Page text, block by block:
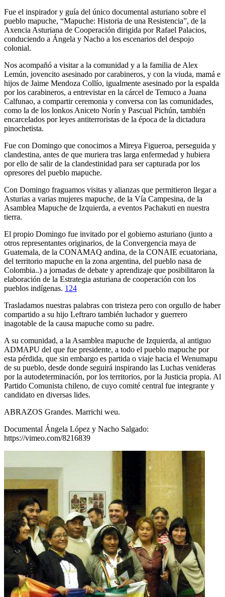
Fue el inspirador y guía del único documental asturiano sobre el
pueblo mapuche, “Mapuche: Historia de una Resistencia”, de la
Axencia Asturiana de Cooperación dirigida por Rafael Palacios,
conduciendo a Ángela y Nacho a los escenarios del despojo
colonial.
Nos acompañó a visitar a la comunidad y a la familia de Alex
Lemún, jovencito asesinado por carabineros, y con la viuda, mamá e
hijos de Jaime Mendoza Collío, igualmente asesinado por la espalda
por los carabineros, a entrevistar en la cárcel de Temuco a Juana
Calfunao, a compartir ceremonia y conversa con las comunidades,
como la de los lonkos Aniceto Norín y Pascual Pichún, también
encarcelados por leyes antiterroristas de la época de la dictadura
pinochetista.
Fue con Domingo que conocimos a Mireya Figueroa, perseguida y
clandestina, antes de que muriera tras larga enfermedad y hubiera
por ello de salir de la clandestinidad para ser capturada por los
opresores del pueblo mapuche.
Con Domingo fraguamos visitas y alianzas que permitieron llegar a
Asturias a varias mujeres mapuche, de la Vía Campesina, de la
Asamblea Mapuche de Izquierda, a eventos Pachakuti en nuestra
tierra.
El propio Domingo fue invitado por el gobierno asturiano (junto a
otros representantes originarios, de la Convergencia maya de
Guatemala, de la CONAMAQ andina, de la CONAIE ecuatoriana,
del territorio mapuche en la zona argentina, del pueblo nasa de
Colombia..) a jornadas de debate y aprendizaje que posibilitaron la
elaboración de la Estrategia asturiana de cooperación con los
pueblos indígenas. 124
Trasladamos nuestras palabras con tristeza pero con orgullo de haber
compartido a su hijo Leftraro también luchador y guerrero
inagotable de la causa mapuche como su padre.
A su comunidad, a la Asamblea mapuche de Izquierda, al antiguo
ADMAPU del que fue presidente, a todo el pueblo mapuche por
esta pérdida, que sin embargo es partida o viaje hacia el Wenumapu
de su pueblo, desde donde seguirá inspirando las Luchas venideras
por la autodeterminación, por los territorios, por la Justicia propia. Al
Partido Comunista chileno, de cuyo comité central fue integrante y
candidato en diversas lides.
ABRAZOS Grandes. Marrichi weu.
Documental Ángela López y Nacho Salgado:
https://vimeo.com/8216839